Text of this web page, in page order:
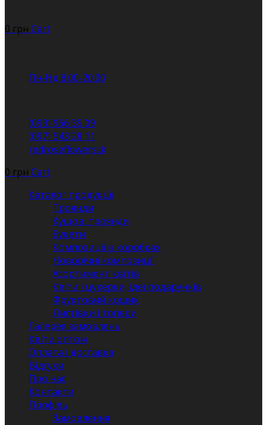
0 грн Cart
Пн-Нд 8.00-20.00
(093) 966 35 09
(097) 543 28 11
redroseflowersck
0 грн Cart
Каталог продукції
Троянди
Кущові троянди
Букети
Композиції в коробках
Новорічні композиції
Асортимент квітів
Квіти і цукерки, ідеї подарунків
Фруктовий кошик
Листівки і топери
Галерея замовлень
Квіти оптом
Оплата і доставка
Відгуки
Про нас
Контакти
Профіль
Замовлення